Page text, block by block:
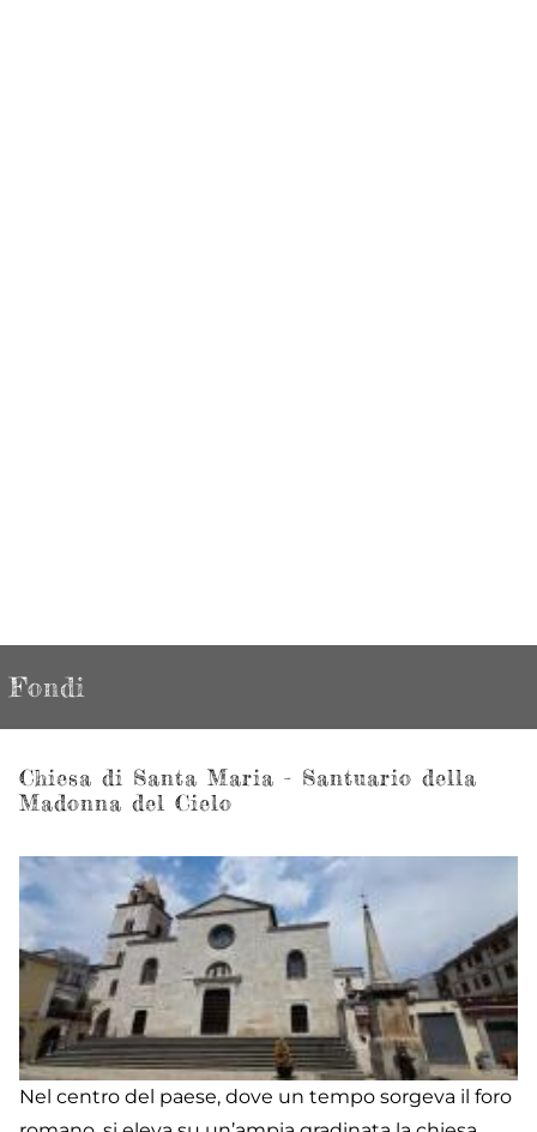
Fondi
Chiesa di Santa Maria - Santuario della
Madonna del Cielo
Nel centro del paese, dove un tempo sorgeva il foro